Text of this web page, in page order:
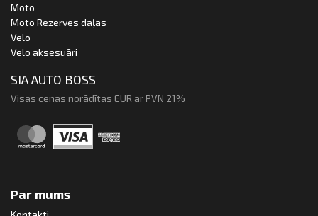
Moto
Moto Rezerves daļas
Velo
Velo aksesuāri
SIA AUTO BOSS
Visas cenas norādītas EUR ar PVN 21%
Par mums